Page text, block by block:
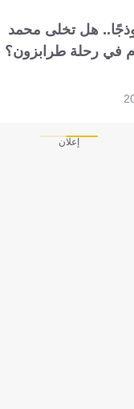
هل تخلى محمد
في رحلة طرابزون؟
إعلان